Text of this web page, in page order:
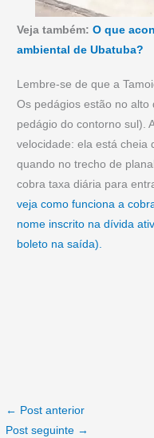
Veja também:O que
ambiental de Ubatuba?
Lembre-se de que a
Os pedágios estão no
pedágio do contorno sul).
velocidade: ela está cheia
quando no trecho de
cobra taxa diária para
veja como funciona a
nome inscrito na dívida
boleto na saída).
← Post anterior
Post seguinte →